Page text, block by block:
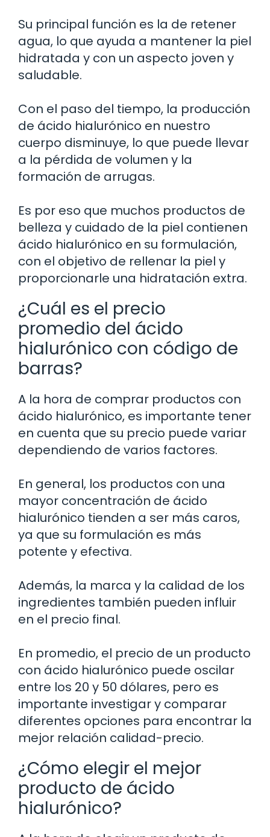
Su principal función es la de retener
agua, lo que ayuda a mantener la piel
hidratada y con un aspecto joven y
saludable.
Con el paso del tiempo, la producción
de ácido hialurónico en nuestro
cuerpo disminuye, lo que puede llevar
a la pérdida de volumen y la
formación de arrugas.
Es por eso que muchos productos de
belleza y cuidado de la piel contienen
ácido hialurónico en su formulación,
con el objetivo de rellenar la piel y
proporcionarle una hidratación extra.
¿Cuál es el precio
promedio del ácido
hialurónico con código de
barras?
A la hora de comprar productos con
ácido hialurónico, es importante tener
en cuenta que su precio puede variar
dependiendo de varios factores.
En general, los productos con una
mayor concentración de ácido
hialurónico tienden a ser más caros,
ya que su formulación es más
potente y efectiva.
Además, la marca y la calidad de los
ingredientes también pueden influir
en el precio final.
En promedio, el precio de un producto
con ácido hialurónico puede oscilar
entre los 20 y 50 dólares, pero es
importante investigar y comparar
diferentes opciones para encontrar la
mejor relación calidad-precio.
¿Cómo elegir el mejor
producto de ácido
hialurónico?